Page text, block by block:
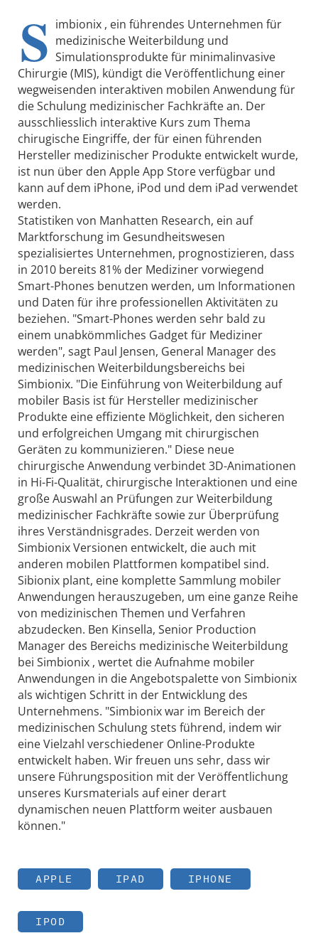
S imbionix , ein führendes Unternehmen für
medizinische Weiterbildung und
Simulationsprodukte für minimalinvasive
Chirurgie (MIS), kündigt die Veröffentlichung einer
wegweisenden interaktiven mobilen Anwendung für
die Schulung medizinischer Fachkräfte an. Der
ausschliesslich interaktive Kurs zum Thema
chirugische Eingriffe, der für einen führenden
Hersteller medizinischer Produkte entwickelt wurde,
ist nun über den Apple App Store verfügbar und
kann auf dem iPhone, iPod und dem iPad verwendet
werden.
Statistiken von Manhatten Research, ein auf
Marktforschung im Gesundheitswesen
spezialisiertes Unternehmen, prognostizieren, dass
in 2010 bereits 81% der Mediziner vorwiegend
Smart-Phones benutzen werden, um Informationen
und Daten für ihre professionellen Aktivitäten zu
beziehen. "Smart-Phones werden sehr bald zu
einem unabkömmliches Gadget für Mediziner
werden", sagt Paul Jensen, General Manager des
medizinischen Weiterbildungsbereichs bei
Simbionix. "Die Einführung von Weiterbildung auf
mobiler Basis ist für Hersteller medizinischer
Produkte eine effiziente Möglichkeit, den sicheren
und erfolgreichen Umgang mit chirurgischen
Geräten zu kommunizieren." Diese neue
chirurgische Anwendung verbindet 3D-Animationen
in Hi-Fi-Qualität, chirurgische Interaktionen und eine
große Auswahl an Prüfungen zur Weiterbildung
medizinischer Fachkräfte sowie zur Überprüfung
ihres Verständnisgrades. Derzeit werden von
Simbionix Versionen entwickelt, die auch mit
anderen mobilen Plattformen kompatibel sind.
Sibionix plant, eine komplette Sammlung mobiler
Anwendungen herauszugeben, um eine ganze Reihe
von medizinischen Themen und Verfahren
abzudecken. Ben Kinsella, Senior Production
Manager des Bereichs medizinische Weiterbildung
bei Simbionix , wertet die Aufnahme mobiler
Anwendungen in die Angebotspalette von Simbionix
als wichtigen Schritt in der Entwicklung des
Unternehmens. "Simbionix war im Bereich der
medizinischen Schulung stets führend, indem wir
eine Vielzahl verschiedener Online-Produkte
entwickelt haben. Wir freuen uns sehr, dass wir
unsere Führungsposition mit der Veröffentlichung
unseres Kursmaterials auf einer derart
dynamischen neuen Plattform weiter ausbauen
können."
APPLE IPAD IPHONE
IPOD